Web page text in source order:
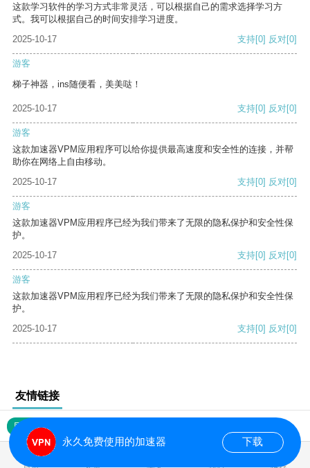
这款学习软件的学习方式非常灵活，可以根据自己的需求选择学习方
式。我可以根据自己的时间安排学习进度。
2025-10-17
支持[0] 反对[0]
游客
梯子神器，ins随便看，美美哒！
2025-10-17 支持[0] 反对[0]
游客
这款加速器VPM应用程序可以给你提供最高速度和安全性的连接，并帮
助你在网络上自由移动。
2025-10-17
支持[0] 反对[0]
游客
这款加速器VPM应用程序已经为我们带来了无限的隐私保护和安全性保
护。
2025-10-17
支持[0] 反对[0]
游客
这款加速器VPM应用程序已经为我们带来了无限的隐私保护和安全性保
护。
2025-10-17
支持[0] 反对[0]
友情链接
网站地图
永久免费使用的加速器 下载